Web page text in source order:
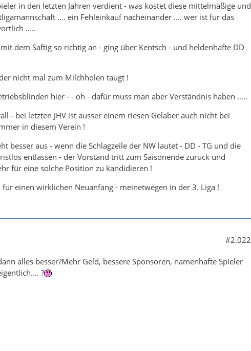
in den letzten Jahren verdient - was kostet diese mittelmäßige und
.... ein Fehleinkauf nacheinander .... wer ist für das
.....
dem Saftig so richtig an - ging über Kentsch - und heldenhafte DD
nicht mal zum Milchholen taugt !
hier - - oh - dafür muss man aber Verständnis haben .....
- bei letzten JHV ist ausser einem riesen Gelaber auch nicht bei
in diesem Verein !
besser aus - wenn die Schlagzeile der NW lautet - DD - TG und die
entlassen - der Vorstand tritt zum Saisonende zurück und
für eine solche Position zu kandidieren !
einen wirklichen Neuanfang - meinetwegen in der 3. Liga !
#2.022
alles besser?Mehr Geld, bessere Sponsoren, namenhafte Spieler
?